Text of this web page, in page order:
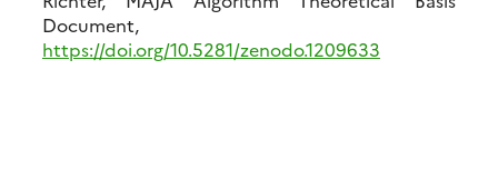
Document,
https://doi.org/10.5281/zenodo.1209633